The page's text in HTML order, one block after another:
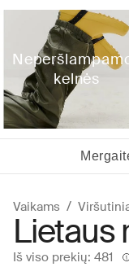
kelnės
Vaikams
Lietaus
Iš viso prekių: 481